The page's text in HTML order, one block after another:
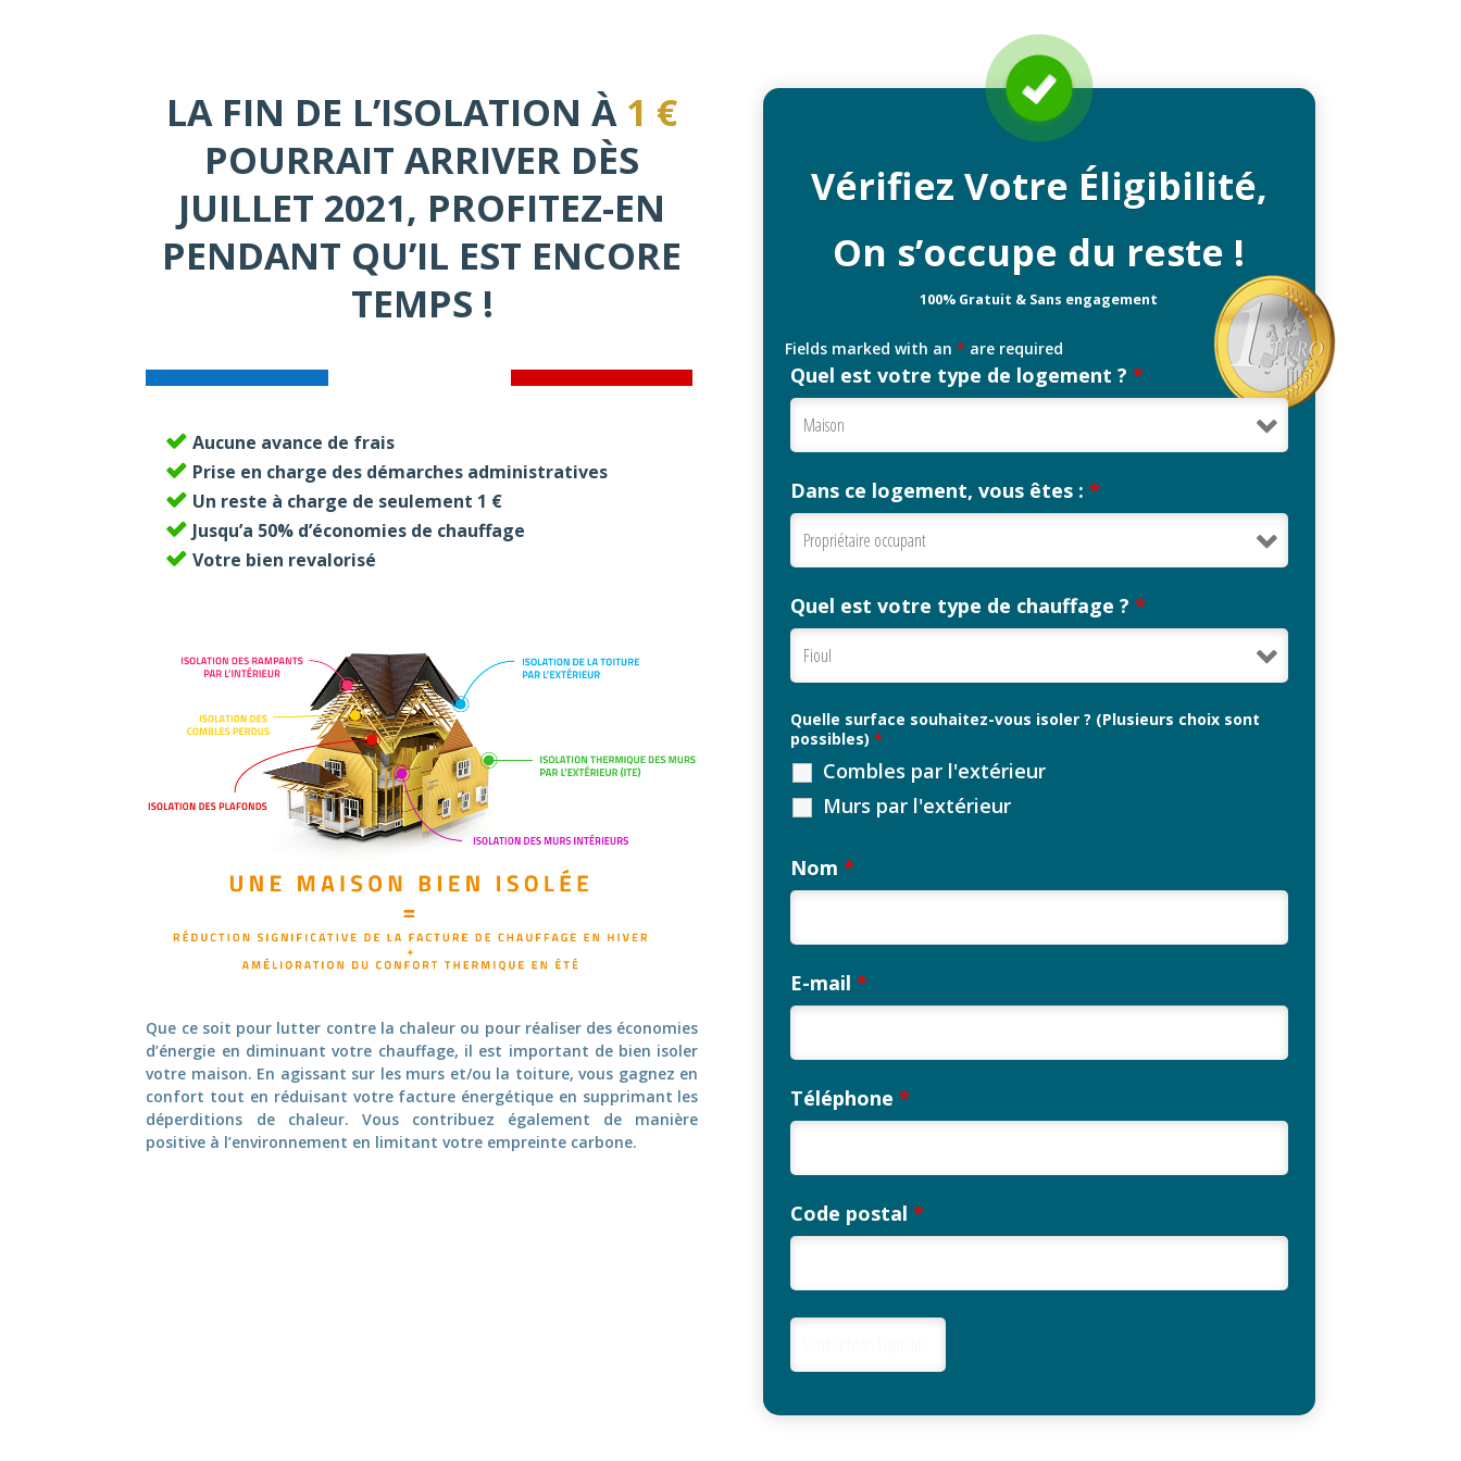
LA FIN DE L’ISOLATION À 1 €
POURRAIT ARRIVER DÈS
JUILLET 2021, PROFITEZ-EN
PENDANT QU’IL EST ENCORE
TEMPS !
Aucune avance de frais
Prise en charge des démarches administratives
Un reste à charge de seulement 1 €
Jusqu’a 50% d’économies de chauffage
Votre bien revalorisé
Que ce soit pour lutter contre la chaleur ou pour réaliser des économies
d’énergie en diminuant votre chauffage, il est important de bien isoler
votre maison. En agissant sur les murs et/ou la toiture, vous gagnez en
confort tout en réduisant votre facture énergétique en supprimant les
déperditions de chaleur. Vous contribuez également de manière
positive à l’environnement en limitant votre empreinte carbone.
Vérifiez Votre Éligibilité,
On s’occupe du reste !
100% Gratuit & Sans engagement
Fields marked with an * are required
Quel est votre type de logement ? *
Dans ce logement, vous êtes : *
Quel est votre type de chauffage ? *
Quelle surface souhaitez-vous isoler ? (Plusieurs choix sont
possibles) *
Combles par l'extérieur
Murs par l'extérieur
Nom *
E-mail *
Téléphone *
Code postal *